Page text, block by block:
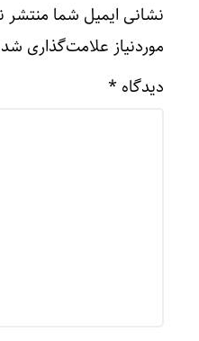
نشانی ایمیل شما
موردنیاز علامت‌گذاری
دیدگاه *